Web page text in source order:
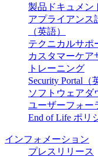
製品ドキュメン
アプライアンス
（英語）
テクニカルサポ
カスタマーケア
トレーニング
Security Portal（
ソフトウェアダ
ユーザーフォー
End of Life ポリ
インフォメーション
プレスリリース